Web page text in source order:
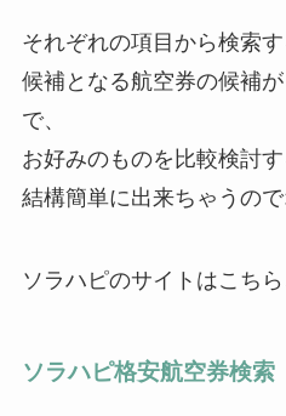
それぞれの項目から検索す
候補となる航空券の候補
で、
お好みのものを比較検討す
結構簡単に出来ちゃうの
ソラハピのサイトはこちら
ソラハピ格安航空券検索